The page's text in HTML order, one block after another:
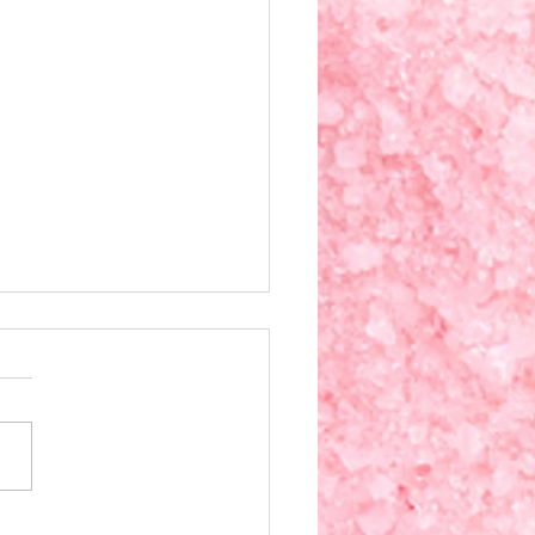
チラッと見た限りですが、